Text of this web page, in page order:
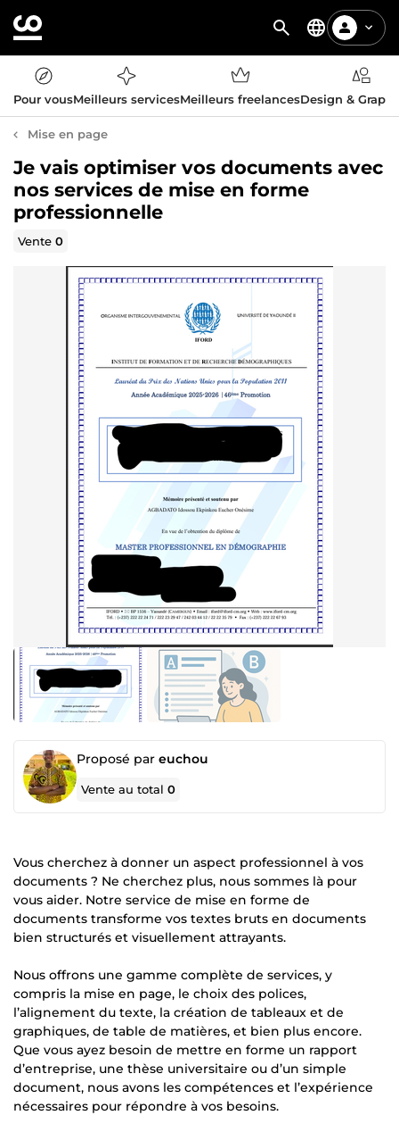
Pour vousMeilleurs servicesMeilleurs freelancesDesign &
Mise en page
Je vais optimiser vos documents avec
nos services de mise en forme
professionnelle
Vente0
Proposé par euchou
Vente au total0
Vous cherchez à donner un aspect professionnel à vos
documents ? Ne cherchez plus, nous sommes là pour
vous aider. Notre service de mise en forme de
documents transforme vos textes bruts en documents
bien structurés et visuellement attrayants.
Nous offrons une gamme complète de services, y
compris la mise en page, le choix des polices,
l’alignement du texte, la création de tableaux et de
graphiques, de table de matières, et bien plus encore.
Que vous ayez besoin de mettre en forme un rapport
d’entreprise, une thèse universitaire ou d’un simple
document, nous avons les compétences et l’expérience
nécessaires pour répondre à vos besoins.